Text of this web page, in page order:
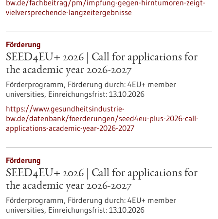
bw.de/fachbeitrag/pm/impfung-gegen-hirntumoren-zeigt-
vielversprechende-langzeitergebnisse
Förderung
SEED4EU+ 2026 | Call for applications for
the academic year 2026-2027
Förderprogramm, Förderung durch: 4EU+ member
universities, Einreichungsfrist: 13.10.2026
https://www.gesundheitsindustrie-
bw.de/datenbank/foerderungen/seed4eu-plus-2026-call-
applications-academic-year-2026-2027
Förderung
SEED4EU+ 2026 | Call for applications for
the academic year 2026-2027
Förderprogramm, Förderung durch: 4EU+ member
universities, Einreichungsfrist: 13.10.2026